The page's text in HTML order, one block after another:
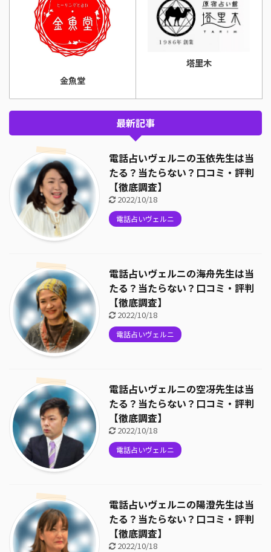
金魚堂
塔里木
最新記事
電話占いヴェルニの玉依先生は当
たる？当たらない？口コミ・評判
【徹底調査】
2022/10/18
電話占いヴェルニ
電話占いヴェルニの海舟先生は当
たる？当たらない？口コミ・評判
【徹底調査】
2022/10/18
電話占いヴェルニ
電話占いヴェルニの空冴先生は当
たる？当たらない？口コミ・評判
【徹底調査】
2022/10/18
電話占いヴェルニ
電話占いヴェルニの陽澄先生は当
たる？当たらない？口コミ・評判
【徹底調査】
2022/10/18